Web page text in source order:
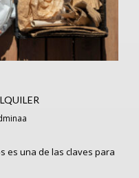
es una de las claves para